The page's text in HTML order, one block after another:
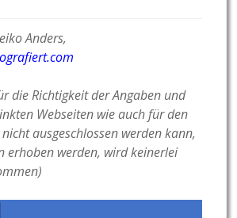
Anders,
die Richtigkeit der Angaben und
Webseiten wie auch für den
ausgeschlossen werden kann,
erhoben werden, wird keinerlei